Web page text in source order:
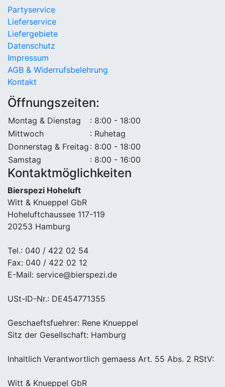
Partyservice
Lieferservice
Liefergebiete
Datenschutz
Impressum
AGB & Widerrufsbelehrung
Kontakt
Öffnungszeiten:
Montag & Dienstag
: 8:00 - 18:00
Mittwoch
: Ruhetag
Donnerstag & Freitag : 8:00 - 18:00
Samstag
: 8:00 - 16:00
Kontaktmöglichkeiten
Bierspezi Hoheluft
Witt & Knueppel GbR
Hoheluftchaussee 117-119
20253 Hamburg
Tel.: 040 / 422 02 54
Fax: 040 / 422 02 12
E-Mail: service@bierspezi.de
USt-ID-Nr.: DE454771355
Geschaeftsfuehrer: Rene Knueppel
Sitz der Gesellschaft: Hamburg
Inhaltlich Verantwortlich gemaess Art. 55 Abs. 2 RStV:
Witt & Knueppel GbR